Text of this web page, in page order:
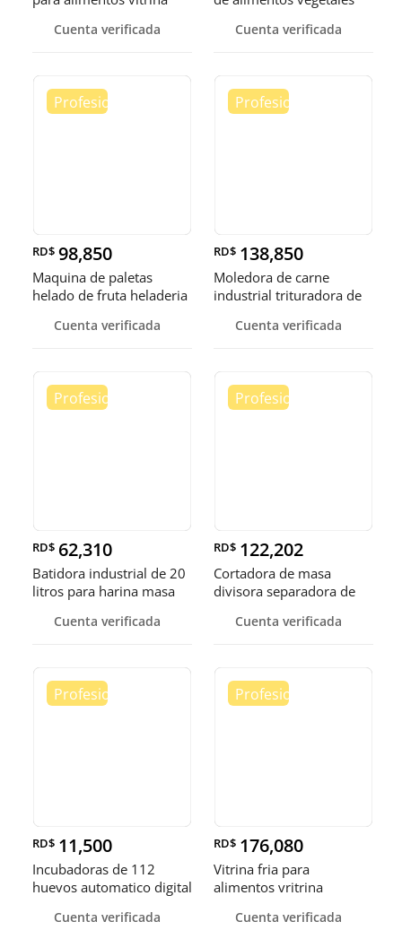
Cuenta verificada Cuenta verificada
RD$ 98,850
Maquina de paletas
helado de fruta heladeria
Cuenta verificada
RD$ 138,850
Moledora de carne
industrial trituradora de
Cuenta verificada
RD$ 62,310
Batidora industrial de 20
litros para harina masa
Cuenta verificada
RD$ 122,202
Cortadora de masa
divisora separadora de
Cuenta verificada
RD$ 11,500
Incubadoras de 112
huevos automatico digital
Cuenta verificada
RD$ 176,080
Vitrina fria para
alimentos vritrina
Cuenta verificada